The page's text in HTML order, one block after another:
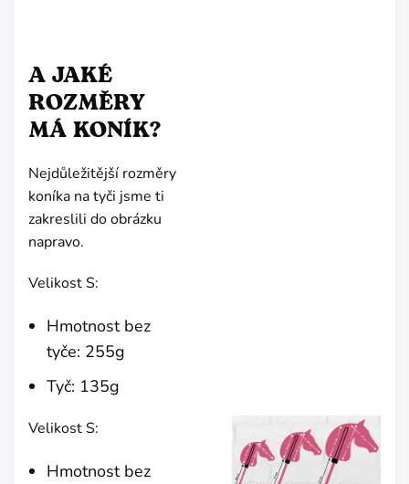
A JAKÉ
ROZMĚRY
MÁ KONÍK?
Nejdůležitější rozměry
koníka na tyči jsme ti
zakreslili do obrázku
napravo.
Velikost S:
Hmotnost bez
tyče: 255g
Tyč: 135g
Velikost S:
Hmotnost bez